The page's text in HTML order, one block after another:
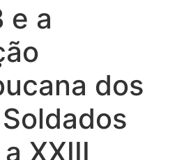
e a
dos
XXIII